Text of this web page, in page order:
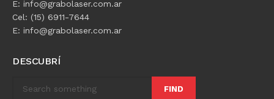
E: info@grabolaser.com.ar
Cel: (15) 6911-7644
E: info@grabolaser.com.ar
DESCUBRÍ
FIND